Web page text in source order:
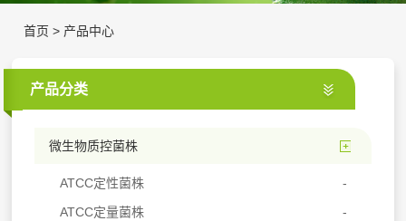
首页 > 产品中心
产品分类
微生物质控菌株
ATCC定性菌株
ATCC定量菌株